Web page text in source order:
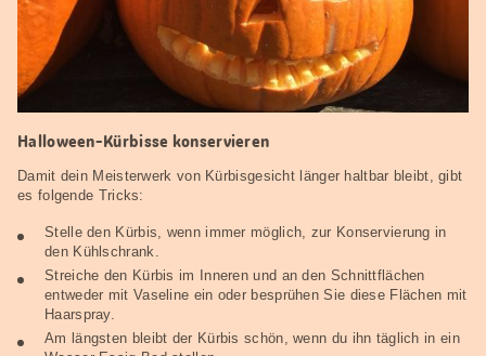
Halloween-Kürbisse konservieren
Damit dein Meisterwerk von Kürbisgesicht länger haltbar bleibt, gibt
es folgende Tricks:
Stelle den Kürbis, wenn immer möglich, zur Konservierung in
den Kühlschrank.
Streiche den Kürbis im Inneren und an den Schnittflächen
entweder mit Vaseline ein oder besprühen Sie diese Flächen mit
Haarspray.
Am längsten bleibt der Kürbis schön, wenn du ihn täglich in ein